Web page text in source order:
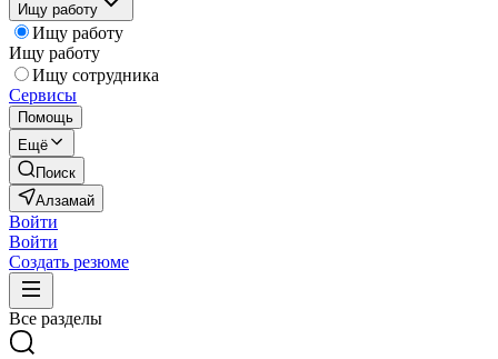
Ищу работу
Ищу работу
Ищу работу
Ищу сотрудника
Сервисы
Помощь
Ещё
Поиск
Алзамай
Войти
Войти
Создать резюме
Все разделы